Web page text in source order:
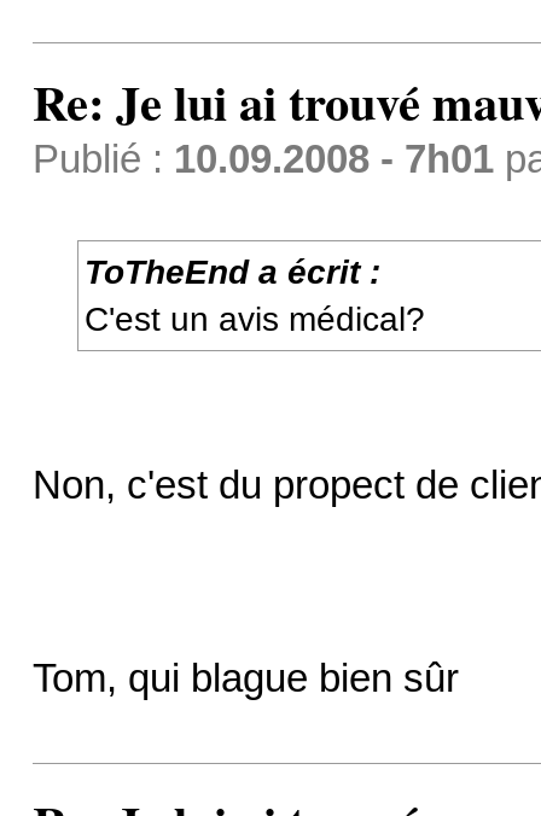
Re: Je lui ai trouvé
Publié : 10.09.2008 - 7h01
ToTheEnd a écrit :
C'est un avis médical?
Non, c'est du propect de
Tom, qui blague bien sûr